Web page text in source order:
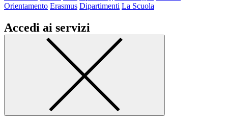
Orientamento Erasmus Dipartimenti La Scuola
Accedi ai servizi